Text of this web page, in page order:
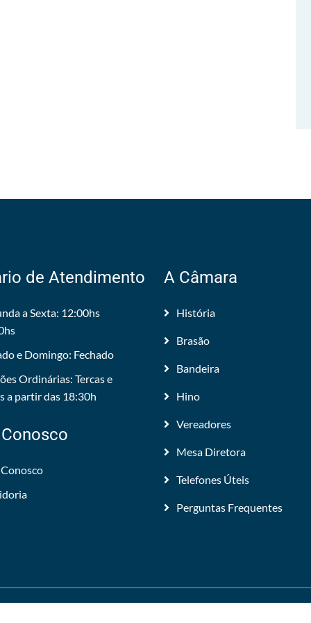
de Atendimento
a Sexta: 12:00hs
e Domingo: Fechado
Ordinárias: Tercas e
a partir das 18:30h
A Câmara
História
Brasão
Bandeira
Hino
Vereadores
Mesa Diretora
Telefones Úteis
Perguntas Frequentes